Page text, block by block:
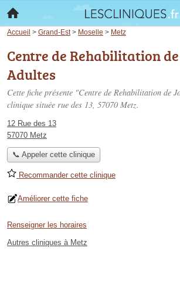
Accueil > Grand-Est> Moselle > Metz
Centre de Rehabilitation
Adultes
Cette fiche présente "Centre de Rehabilitation de
clinique située rue des 13, 57070 Metz.
12 Rue des 13
57070 Metz
📞 Appeler cette clinique
Recommander cette clinique
Améliorer cette fiche
Renseigner les horaires
Autres cliniques à Metz